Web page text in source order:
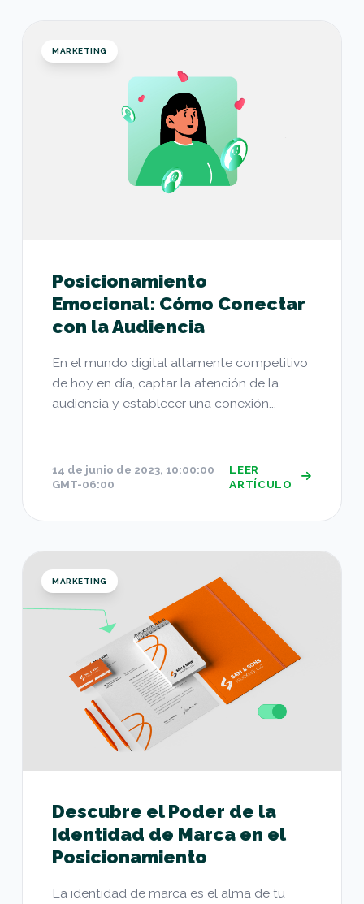
MARKETING
Posicionamiento
Emocional: Cómo Conectar
con la Audiencia
En el mundo digital altamente competitivo
de hoy en día, captar la atención de la
audiencia y establecer una conexión...
14 de junio de 2023, 10:00:00
GMT-06:00
LEER
ARTÍCULO
Descubre el Poder de la Identidad de Marca en
MARKETING
Descubre el Poder de la
Identidad de Marca en el
Posicionamiento
La identidad de marca es el alma de tu